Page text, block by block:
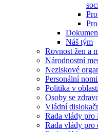
Náš tým
Rovnost žen a
Národnostní
Neziskové
Personální
Politika v
Osoby se
Vládní
Rada vlády pro
Rada vlády pro